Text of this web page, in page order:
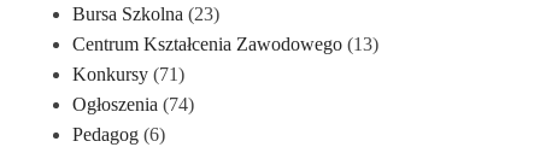
Bursa Szkolna (23)
Centrum Kształcenia Zawodowego (13)
Konkursy (71)
Ogłoszenia (74)
Pedagog (6)